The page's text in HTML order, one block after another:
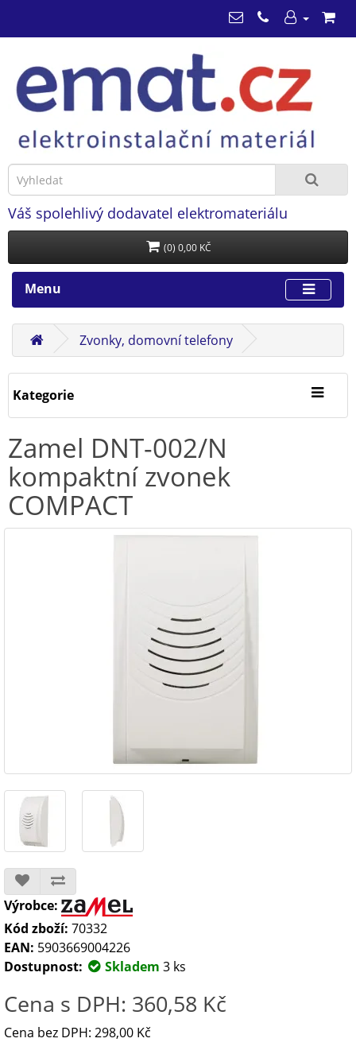
Váš spolehlivý dodavatel elektromateriálu
(0) 0,00 KČ
Menu
Zvonky, domovní telefony
Kategorie
Zamel DNT-002/N
kompaktní zvonek
COMPACT
Výrobce:
Kód zboží: 70332
EAN: 5903669004226
Dostupnost:
Skladem 3 ks
Cena s DPH: 360,58 Kč
Cena bez DPH: 298,00 Kč